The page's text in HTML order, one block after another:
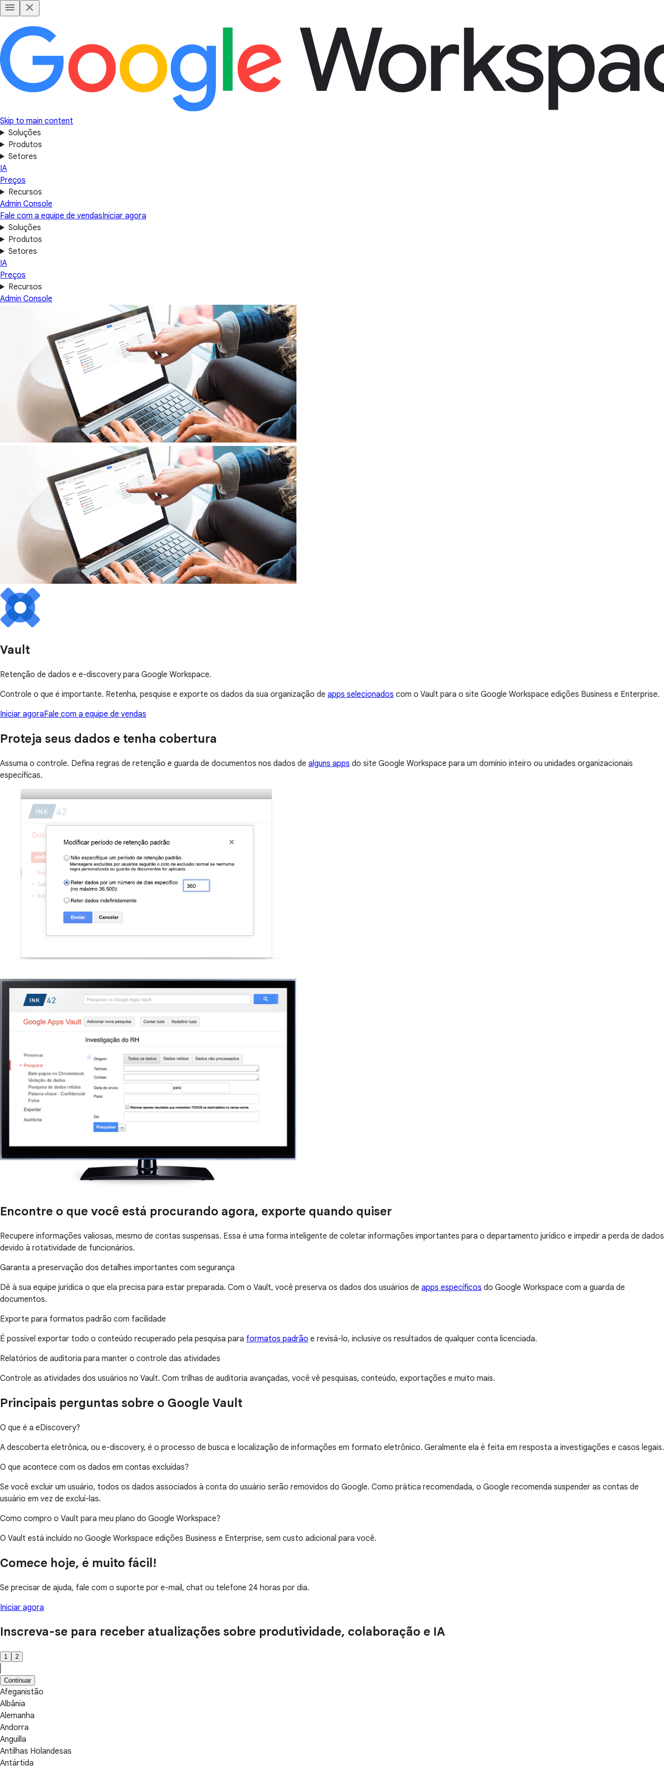
Skip to main content
Soluções
Produtos
Setores
IA
Preços
Recursos
Admin Console
Fale com a equipe de vendasIniciar agora
Soluções
Produtos
Setores
IA
Preços
Recursos
Admin Console
Vault
Retenção de dados e e-discovery para Google Workspace.
Controle o que é importante. Retenha, pesquise e exporte os dados da sua organização de apps selecionados com o Vault para o site Google Workspace edições Business e Enterprise.
Iniciar agoraFale com a equipe de vendas
Proteja seus dados e tenha cobertura
Assuma o controle. Defina regras de retenção e guarda de documentos nos dados de alguns apps do site Google Workspace para um domínio inteiro ou unidades organizacionais
específicas.
Encontre o que você está procurando agora, exporte quando quiser
Recupere informações valiosas, mesmo de contas suspensas. Essa é uma forma inteligente de coletar informações importantes para o departamento jurídico e impedir a perda de dados
devido à rotatividade de funcionários.
Garanta a preservação dos detalhes importantes com segurança
Dê à sua equipe jurídica o que ela precisa para estar preparada. Com o Vault, você preserva os dados dos usuários de apps específicos do Google Workspace com a guarda de
documentos.
Exporte para formatos padrão com facilidade
É possível exportar todo o conteúdo recuperado pela pesquisa para formatos padrão e revisá-lo, inclusive os resultados de qualquer conta licenciada.
Relatórios de auditoria para manter o controle das atividades
Controle as atividades dos usuários no Vault. Com trilhas de auditoria avançadas, você vê pesquisas, conteúdo, exportações e muito mais.
Principais perguntas sobre o Google Vault
O que é a eDiscovery?
A descoberta eletrônica, ou e-discovery, é o processo de busca e localização de informações em formato eletrônico. Geralmente ela é feita em resposta a investigações e casos legais.
O que acontece com os dados em contas excluídas?
Se você excluir um usuário, todos os dados associados à conta do usuário serão removidos do Google. Como prática recomendada, o Google recomenda suspender as contas de
usuário em vez de excluí-las.
Como compro o Vault para meu plano do Google Workspace?
O Vault está incluído no Google Workspace edições Business e Enterprise, sem custo adicional para você.
Comece hoje, é muito fácil!
Se precisar de ajuda, fale com o suporte por e-mail, chat ou telefone 24 horas por dia.
Iniciar agora
Inscreva-se para receber atualizações sobre produtividade, colaboração e IA
1 2
Continuar
Afeganistão
Albânia
Alemanha
Andorra
Anguilla
Antilhas Holandesas
Antártida